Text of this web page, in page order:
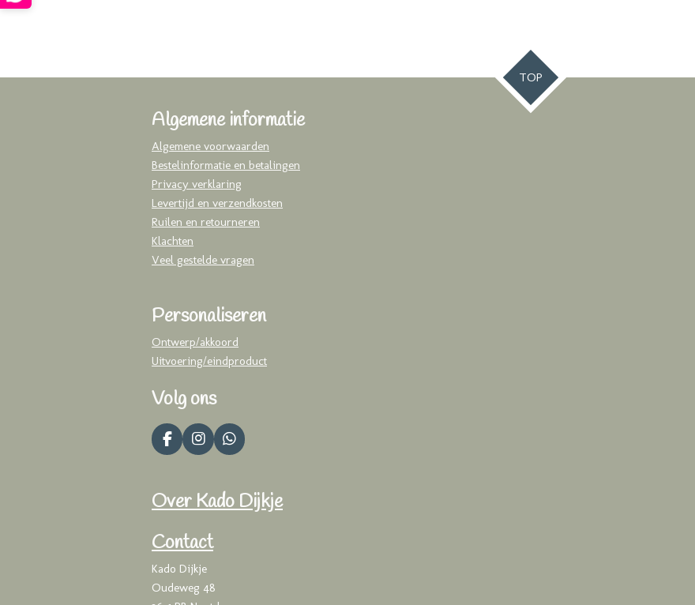
TOP
Algemene informatie
Algemene voorwaarden
Bestelinformatie en betalingen
Privacy verklaring
Levertijd en verzendkosten
Ruilen en retourneren
Klachten
Veel gestelde vragen
Personaliseren
Ontwerp/akkoord
Uitvoering/eindproduct
Volg ons
F
a
b
k
I
n
a
a
W
h
s
Over Kado Dijkje
Contact
Kado Dijkje
Oudeweg 48